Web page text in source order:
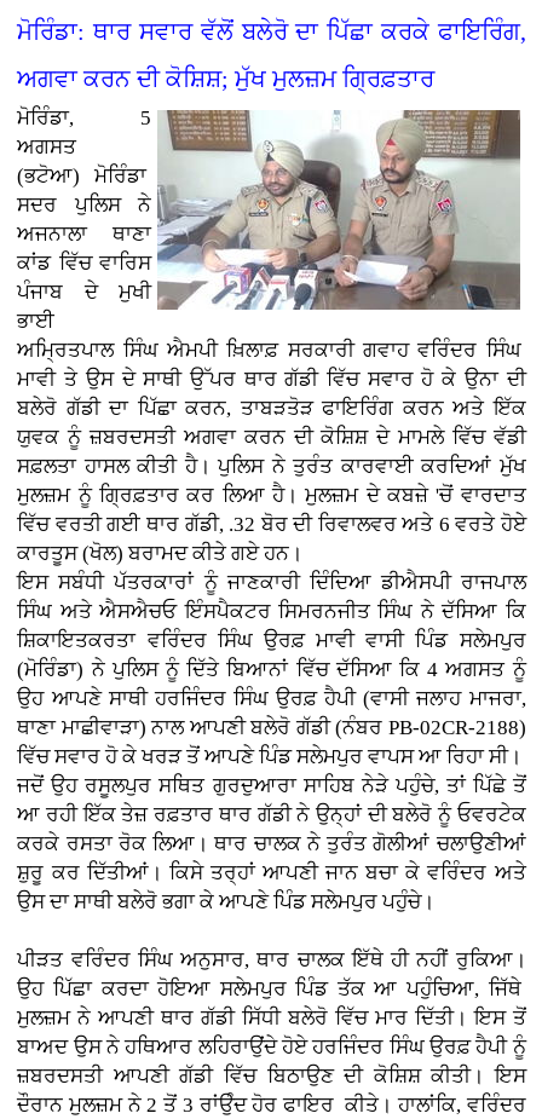
ਮੋਰਿੰਡਾ: ਥਾਰ ਸਵਾਰ ਵੱਲੋਂ ਬਲੇਰੋ ਦਾ ਪਿੱਛਾ ਕਰਕੇ ਫਾਇਰਿੰਗ,
ਅਗਵਾ ਕਰਨ ਦੀ ਕੋਸ਼ਿਸ਼; ਮੁੱਖ ਮੁਲਜ਼ਮ ਗ੍ਰਿਫ਼ਤਾਰ
ਮੋਰਿੰਡਾ, 5
ਅਗਸਤ
(ਭਟੋਆ)ਮੋਰਿੰਡਾ
ਸਦਰ ਪੁਲਿਸ ਨੇ
ਅਜਨਾਲਾ ਥਾਣਾ
ਕਾਂਡ ਵਿੱਚ ਵਾਰਿਸ
ਪੰਜਾਬ ਦੇ ਮੁਖੀ
ਭਾਈ
ਅਮ੍ਰਿਤਪਾਲ ਸਿੰਘ ਐਮਪੀ ਖ਼ਿਲਾਫ਼ ਸਰਕਾਰੀ ਗਵਾਹ ਵਰਿੰਦਰ ਸਿੰਘ
ਮਾਵੀ ਤੇ ਉਸ ਦੇ ਸਾਥੀ ਉੱਪਰ ਥਾਰ ਗੱਡੀ ਵਿੱਚ ਸਵਾਰ ਹੋ ਕੇ ਉਨਾ ਦੀ
ਬਲੇਰੋ ਗੱਡੀ ਦਾ ਪਿੱਛਾ ਕਰਨ, ਤਾਬੜਤੋੜ ਫਾਇਰਿੰਗ ਕਰਨ ਅਤੇ ਇੱਕ
ਯੁਵਕ ਨੂੰ ਜ਼ਬਰਦਸਤੀ ਅਗਵਾ ਕਰਨ ਦੀ ਕੋਸ਼ਿਸ਼ ਦੇ ਮਾਮਲੇ ਵਿੱਚ ਵੱਡੀ
ਸਫ਼ਲਤਾ ਹਾਸਲ ਕੀਤੀ ਹੈ। ਪੁਲਿਸ ਨੇ ਤੁਰੰਤ ਕਾਰਵਾਈ ਕਰਦਿਆਂ ਮੁੱਖ
ਮੁਲਜ਼ਮ ਨੂੰ ਗ੍ਰਿਫ਼ਤਾਰ ਕਰ ਲਿਆ ਹੈ। ਮੁਲਜ਼ਮ ਦੇ ਕਬਜ਼ੇ 'ਚੋਂ ਵਾਰਦਾਤ
ਵਿੱਚ ਵਰਤੀ ਗਈ ਥਾਰ ਗੱਡੀ, .32 ਬੋਰ ਦੀ ਰਿਵਾਲਵਰ ਅਤੇ 6 ਵਰਤੇ ਹੋਏ
ਕਾਰਤੂਸ (ਖੋਲ) ਬਰਾਮਦ ਕੀਤੇ ਗਏ ਹਨ।
ਇਸ ਸਬੰਧੀ ਪੱਤਰਕਾਰਾਂ ਨੂੰ ਜਾਣਕਾਰੀ ਦਿੰਦਿਆ ਡੀਐਸਪੀ ਰਾਜਪਾਲ
ਸਿੰਘ ਅਤੇ ਐਸਐਚਓ ਇੰਸਪੈਕਟਰ ਸਿਮਰਨਜੀਤ ਸਿੰਘ ਨੇ ਦੱਸਿਆ ਕਿ
ਸ਼ਿਕਾਇਤਕਰਤਾ ਵਰਿੰਦਰ ਸਿੰਘ ਉਰਫ਼ ਮਾਵੀ ਵਾਸੀ ਪਿੰਡ ਸਲੇਮਪੁਰ
(ਮੋਰਿੰਡਾ) ਨੇ ਪੁਲਿਸ ਨੂੰ ਦਿੱਤੇ ਬਿਆਨਾਂ ਵਿੱਚ ਦੱਸਿਆ ਕਿ 4 ਅਗਸਤ ਨੂੰ
ਉਹ ਆਪਣੇ ਸਾਥੀ ਹਰਜਿੰਦਰ ਸਿੰਘ ਉਰਫ਼ ਹੈਪੀ (ਵਾਸੀ ਜਲਾਹ ਮਾਜਰਾ,
ਥਾਣਾ ਮਾਛੀਵਾੜਾ) ਨਾਲ ਆਪਣੀ ਬਲੇਰੋ ਗੱਡੀ (ਨੰਬਰ PB-02CR-2188)
ਵਿੱਚ ਸਵਾਰ ਹੋ ਕੇ ਖਰੜ ਤੋਂ ਆਪਣੇ ਪਿੰਡ ਸਲੇਮਪੁਰ ਵਾਪਸ ਆ ਰਿਹਾ ਸੀ।
ਜਦੋਂ ਉਹ ਰਸੂਲਪੁਰ ਸਥਿਤ ਗੁਰਦੁਆਰਾ ਸਾਹਿਬ ਨੇੜੇ ਪਹੁੰਚੇ, ਤਾਂ ਪਿੱਛੇ ਤੋਂ
ਆ ਰਹੀ ਇੱਕ ਤੇਜ਼ ਰਫ਼ਤਾਰ ਥਾਰ ਗੱਡੀ ਨੇ ਉਨ੍ਹਾਂ ਦੀ ਬਲੇਰੋ ਨੂੰ ਓਵਰਟੇਕ
ਕਰਕੇ ਰਸਤਾ ਰੋਕ ਲਿਆ। ਥਾਰ ਚਾਲਕ ਨੇ ਤੁਰੰਤ ਗੋਲੀਆਂ ਚਲਾਉਣੀਆਂ
ਸ਼ੁਰੂ ਕਰ ਦਿੱਤੀਆਂ। ਕਿਸੇ ਤਰ੍ਹਾਂ ਆਪਣੀ ਜਾਨ ਬਚਾ ਕੇ ਵਰਿੰਦਰ ਅਤੇ
ਉਸ ਦਾ ਸਾਥੀ ਬਲੇਰੋ ਭਗਾ ਕੇ ਆਪਣੇ ਪਿੰਡ ਸਲੇਮਪੁਰ ਪਹੁੰਚੇ।
ਪੀੜਤ ਵਰਿੰਦਰ ਸਿੰਘ ਅਨੁਸਾਰ, ਥਾਰ ਚਾਲਕ ਇੱਥੇ ਹੀ ਨਹੀਂ ਰੁਕਿਆ।
ਉਹ ਪਿੱਛਾ ਕਰਦਾ ਹੋਇਆ ਸਲੇਮਪੁਰ ਪਿੰਡ ਤੱਕ ਆ ਪਹੁੰਚਿਆ, ਜਿੱਥੇ
ਮੁਲਜ਼ਮ ਨੇ ਆਪਣੀ ਥਾਰ ਗੱਡੀ ਸਿੱਧੀ ਬਲੇਰੋ ਵਿੱਚ ਮਾਰ ਦਿੱਤੀ। ਇਸ ਤੋਂ
ਬਾਅਦ ਉਸ ਨੇ ਹਥਿਆਰ ਲਹਿਰਾਉਂਦੇ ਹੋਏ ਹਰਜਿੰਦਰ ਸਿੰਘ ਉਰਫ਼ ਹੈਪੀ ਨੂੰ
ਜ਼ਬਰਦਸਤੀ ਆਪਣੀ ਗੱਡੀ ਵਿੱਚ ਬਿਠਾਉਣ ਦੀ ਕੋਸ਼ਿਸ਼ ਕੀਤੀ। ਇਸ
ਦੌਰਾਨ ਮੁਲਜ਼ਮ ਨੇ 2 ਤੋਂ 3 ਰਾਂਉੰਦ ਹੋਰ ਫਾਇਰ ਕੀਤੇ। ਹਾਲਾਂਕਿ, ਵਰਿੰਦਰ